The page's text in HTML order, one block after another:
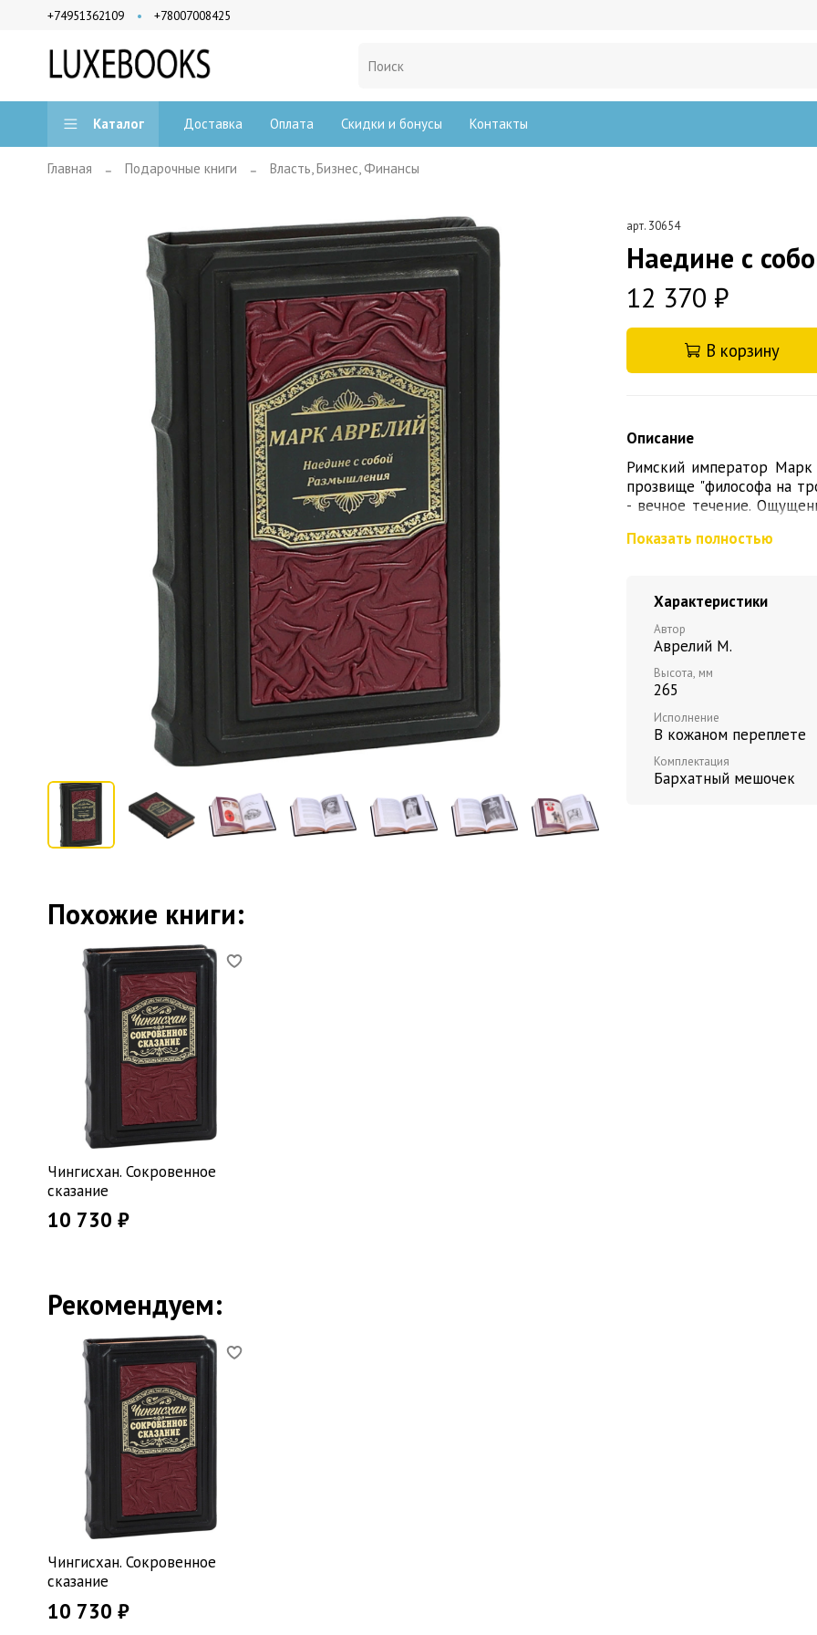
+74951362109 +78007008425
Каталог Доставка Оплата Скидки и бонусы Контакты
Главная Подарочные книги Власть, Бизнес, Финансы
арт. 30654
Наедине с
12 370 ₽
В корзину
Описание
Римский император Марк
прозвище "философа на
- вечное течение.
Посмертная слава -
Самодисциплина,
Аврелию
одиночеством, но
стать
воинственным
в военных походах.
терзаемый тяжелой
"Наедине с собой" (по
последними словами
наедине с собой").
Показать полностью
Характеристики
Автор
Аврелий М.
Высота, мм
265
Исполнение
В кожаном переплете
Комплектация
Бархатный мешочек
Похожие книги:
Чингисхан. Сокровенное
сказание
10 730 ₽
Рекомендуем:
Чингисхан. Сокровенное
сказание
10 730 ₽